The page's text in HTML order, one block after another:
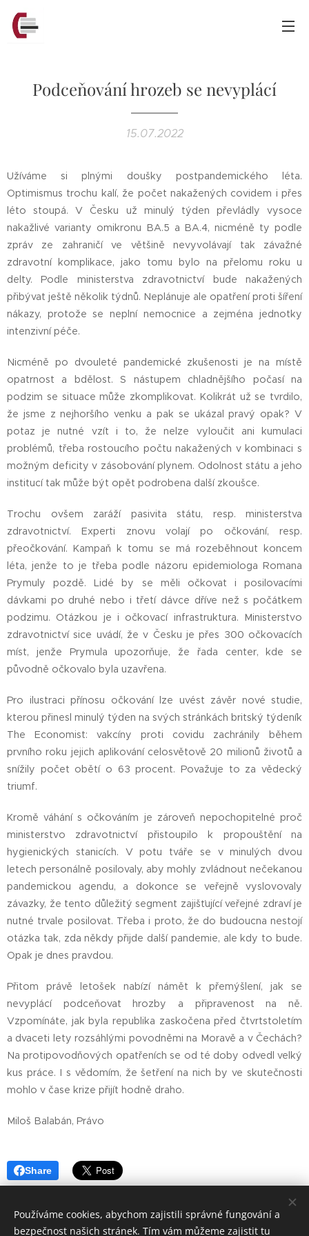
Podceňování hrozeb se nevyplácí
15.07.2022
Užíváme si plnými doušky postpandemického léta.
Optimismus trochu kalí, že počet nakažených covidem i přes
léto stoupá. V Česku už minulý týden převládly vysoce
nakažlivé varianty omikronu BA.5 a BA.4, nicméně ty podle
zpráv ze zahraničí ve většině nevyvolávají tak závažné
zdravotní komplikace, jako tomu bylo na přelomu roku u
delty. Podle ministerstva zdravotnictví bude nakažených
přibývat ještě několik týdnů. Neplánuje ale opatření proti šíření
nákazy, protože se neplní nemocnice a zejména jednotky
intenzivní péče.
Nicméně po dvouleté pandemické zkušenosti je na místě
opatrnost a bdělost. S nástupem chladnějšího počasí na
podzim se situace může zkomplikovat. Kolikrát už se tvrdilo,
že jsme z nejhoršího venku a pak se ukázal pravý opak? V
potaz je nutné vzít i to, že nelze vyloučit ani kumulaci
problémů, třeba rostoucího počtu nakažených v kombinaci s
možným deficity v zásobování plynem. Odolnost státu a jeho
institucí tak může být opět podrobena další zkoušce.
Trochu ovšem zaráží pasivita státu, resp. ministerstva
zdravotnictví. Experti znovu volají po očkování, resp.
přeočkování. Kampaň k tomu se má rozeběhnout koncem
léta, jenže to je třeba podle názoru epidemiologa Romana
Prymuly pozdě. Lidé by se měli očkovat i posilovacími
dávkami po druhé nebo i třetí dávce dříve než s počátkem
podzimu. Otázkou je i očkovací infrastruktura. Ministerstvo
zdravotnictví sice uvádí, že v Česku je přes 300 očkovacích
míst, jenže Prymula upozorňuje, že řada center, kde se
původně očkovalo byla uzavřena.
Pro ilustraci přínosu očkování lze uvést závěr nové studie,
kterou přinesl minulý týden na svých stránkách britský týdeník
The Economist: vakcíny proti covidu zachránily během
prvního roku jejich aplikování celosvětově 20 milionů životů a
snížily počet obětí o 63 procent. Považuje to za vědecký
triumf.
Kromě váhání s očkováním je zároveň nepochopitelné proč
ministerstvo zdravotnictví přistoupilo k propouštění na
hygienických stanicích. V potu tváře se v minulých dvou
letech personálně posilovaly, aby mohly zvládnout nečekanou
pandemickou agendu, a dokonce se veřejně vyslovovaly
závazky, že tento důležitý segment zajišťující veřejné zdraví je
nutné trvale posilovat. Třeba i proto, že do budoucna nestojí
otázka tak, zda někdy přijde další pandemie, ale kdy to bude.
Opak je dnes pravdou.
Přitom právě letošek nabízí námět k přemýšlení, jak se
nevyplácí podceňovat hrozby a připravenost na ně.
Vzpomínáte, jak byla republika zaskočena před čtvrtstoletím
a dvaceti lety rozsáhlými povodněmi na Moravě a v Čechách?
Na protipovodňových opatřeních se od té doby odvedl velký
kus práce. I s vědomím, že šetření na nich by ve skutečnosti
mohlo v čase krize přijít hodně draho.
Miloš Balabán, Právo
Share
Používáme cookies, abychom zajistili správné fungování a
bezpečnost našich stránek. Tím vám můžeme zajistit tu